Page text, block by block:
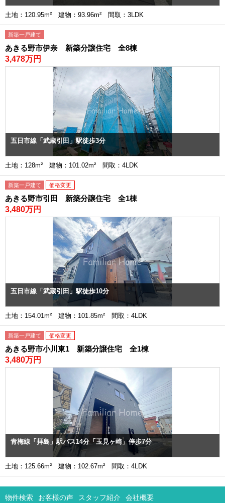
土地：120.95m² 建物：93.96m² 間取：3LDK
新築一戸建て
あきる野市伊奈 新築分譲住宅 全8棟
3,478万円
五日市線「武蔵引田」駅徒歩3分
土地：128m² 建物：101.02m² 間取：4LDK
新築一戸建て 価格変更
あきる野市引田 新築分譲住宅 全1棟
3,480万円
五日市線「武蔵引田」駅徒歩10分
土地：154.01m² 建物：101.85m² 間取：4LDK
新築一戸建て 価格変更
あきる野市小川東1 新築分譲住宅 全1棟
3,480万円
青梅線「拝島」駅バス14分「玉見ヶ崎」停歩7分
土地：125.66m² 建物：102.67m² 間取：4LDK
物件検索 お客様の声 スタッフ紹介 会社概要